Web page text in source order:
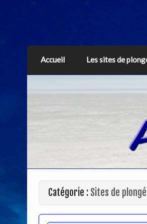
Aquarius
Accueil Les sites de
Catégorie : Sites de